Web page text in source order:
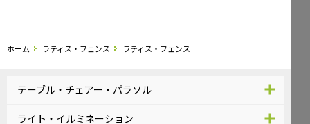
ホーム ラティス・フェンス ラティス・フェンス
テーブル・チェアー・パラソル
ライト・イルミネーション